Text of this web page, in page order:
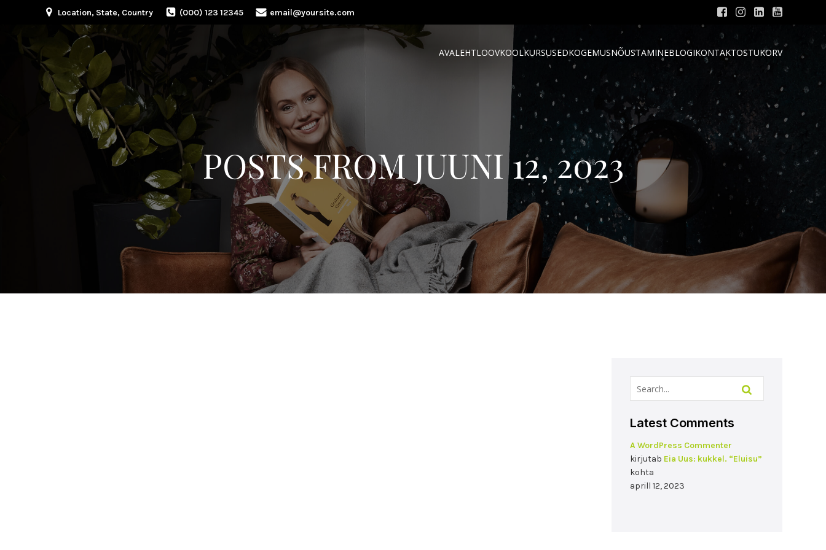
Location, State, Country (000) 123 12345 email@yoursite.com
AVALEHTLOOVKOOLKURSUSEDKOGEMUSNÕUSTAMINEBLOGIKONTAKTOSTUKORV
POSTS FROM JUUNI 12, 2023
Latest Comments
A WordPress Commenter
kirjutab Eia Uus: kukkel. “Eluisu”
kohta
aprill 12, 2023